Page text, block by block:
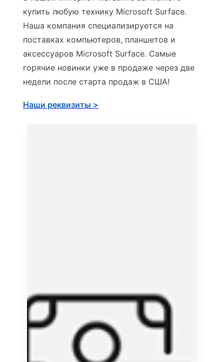
купить любую технику Microsoft Surface.
Наша компания специализируется на
поставках компьютеров, планшетов и
аксессуаров Microsoft Surface. Самые
горячие новинки уже в продаже через две
недели после старта продаж в США!
Наши реквизиты >